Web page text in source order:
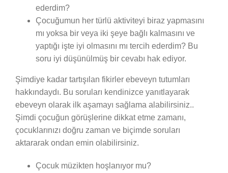
ederdim?
Çocuğumun her türlü aktiviteyi biraz yapmasını
mı yoksa bir veya iki şeye bağlı kalmasını ve
yaptığı işte iyi olmasını mı tercih ederdim? Bu
soru iyi düşünülmüş bir cevabı hak ediyor.
Şimdiye kadar tartışılan fikirler ebeveyn tutumları
hakkındaydı. Bu soruları kendinizce yanıtlayarak
ebeveyn olarak ilk aşamayı sağlama alabilirsiniz..
Şimdi çocuğun görüşlerine dikkat etme zamanı,
çocuklarınızı doğru zaman ve biçimde soruları
aktararak ondan emin olabilirsiniz.
Çocuk müzikten hoşlanıyor mu?